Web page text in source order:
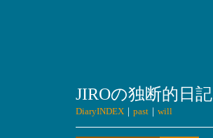
JIROの独断的日記
DiaryINDEX｜ past｜ will